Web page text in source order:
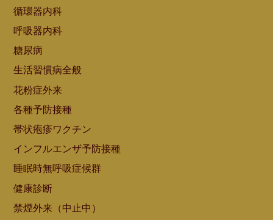
循環器内科
呼吸器内科
糖尿病
生活習慣病全般
花粉症外来
各種予防接種
帯状疱疹ワクチン
インフルエンザ予防接種
睡眠時無呼吸症候群
健康診断
禁煙外来（中止中）